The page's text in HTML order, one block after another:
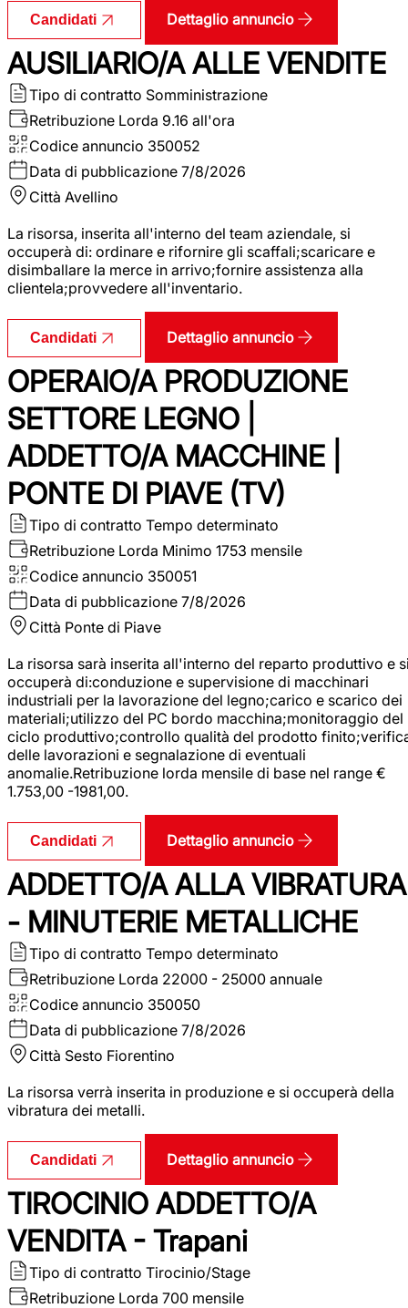
Candidati Dettaglio annuncio
AUSILIARIO/A ALLE VENDITE
Tipo di contratto Somministrazione
Retribuzione Lorda 9.16 all'ora
Codice annuncio 350052
Data di pubblicazione 7/8/2026
Città Avellino
La risorsa, inserita all'interno del team aziendale, si
occuperà di: ordinare e rifornire gli scaffali;scaricare e
disimballare la merce in arrivo;fornire assistenza alla
clientela;provvedere all'inventario.
Candidati Dettaglio annuncio
OPERAIO/A PRODUZIONE
SETTORE LEGNO |
ADDETTO/A MACCHINE |
PONTE DI PIAVE (TV)
Tipo di contratto Tempo determinato
Retribuzione Lorda Minimo 1753 mensile
Codice annuncio 350051
Data di pubblicazione 7/8/2026
Città Ponte di Piave
La risorsa sarà inserita all'interno del reparto produttivo e
occuperà di:conduzione e supervisione di macchinari
industriali per la lavorazione del legno;carico e scarico dei
materiali;utilizzo del PC bordo macchina;monitoraggio del
ciclo produttivo;controllo qualità del prodotto
delle lavorazioni e segnalazione di eventuali
anomalie.Retribuzione lorda mensile di base nel range €
1.753,00 -1981,00.
Candidati Dettaglio annuncio
ADDETTO/A ALLA VIBRATURA
- MINUTERIE METALLICHE
Tipo di contratto Tempo determinato
Retribuzione Lorda 22000 - 25000 annuale
Codice annuncio 350050
Data di pubblicazione 7/8/2026
Città Sesto Fiorentino
La risorsa verrà inserita in produzione e si occuperà della
vibratura dei metalli.
Candidati Dettaglio annuncio
TIROCINIO ADDETTO/A
VENDITA - Trapani
Tipo di contratto Tirocinio/Stage
Retribuzione Lorda 700 mensile